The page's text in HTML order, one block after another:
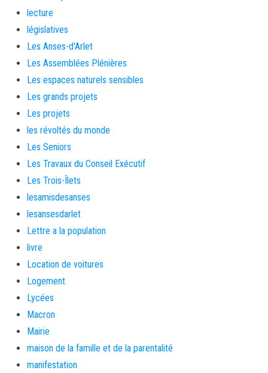
lecture
législatives
Les Anses-d'Arlet
Les Assemblées Plénières
Les espaces naturels sensibles
Les grands projets
Les projets
les révoltés du monde
Les Seniors
Les Travaux du Conseil Exécutif
Les Trois-Îlets
lesamisdesanses
lesansesdarlet
Lettre a la population
livre
Location de voitures
Logement
Lycées
Macron
Mairie
maison de la famille et de la parentalité
manifestation